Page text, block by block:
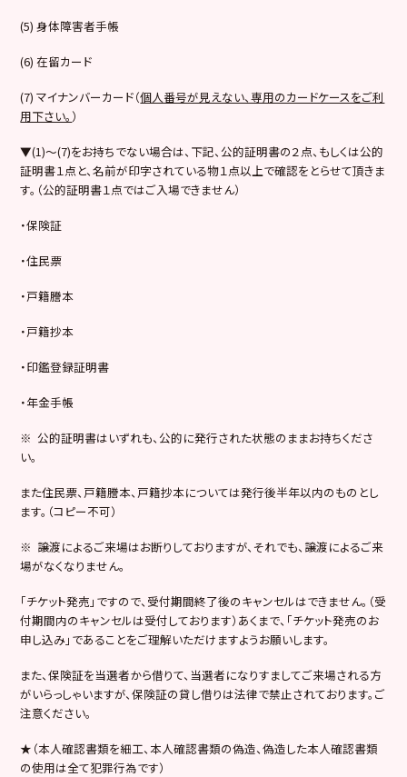
(5) 身体障害者手帳
(6) 在留カード
(7) マイナンバーカード（個人番号が見えない、専用のカードケースをご利
用下さい。 ）
▼(1)～(7)をお持ちでない場合は、下記、公的証明書の２点、もしくは公的
証明書１点と、名前が印字されている物１点以上で確認をとらせて頂きま
す。（公的証明書１点ではご入場できません）
・保険証
・住民票
・戸籍謄本
・戸籍抄本
・印鑑登録証明書
・年金手帳
※ 公的証明書はいずれも、公的に発行された状態のままお持ちくださ
い。
また住民票、戸籍謄本、戸籍抄本については発行後半年以内のものとし
ます。（コピー不可）
※ 譲渡によるご来場はお断りしておりますが、それでも、譲渡によるご来
場がなくなりません。
「チケット発売」ですので、受付期間終了後のキャンセルはできません。（受
付期間内のキャンセルは受付しております）あくまで、「チケット発売のお
申し込み」であることをご理解いただけますようお願いします。
また、保険証を当選者から借りて、当選者になりすましてご来場される方
がいらっしゃいますが、保険証の貸し借りは法律で禁止されております。ご
注意ください。
★（本人確認書類を細工、本人確認書類の偽造、偽造した本人確認書類
の使用は全て犯罪行為です）